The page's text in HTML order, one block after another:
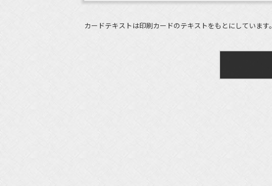
カードテキストは印刷カードのテキストをもとにしています。